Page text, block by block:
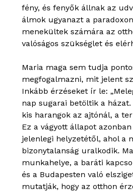
fény, és fenyők állnak az
álmok ugyanazt a
menekültek számára az
valóságos szükséglet és
Maria maga sem tudja
megfogalmazni, mit jelent
Inkább érzéseket ír le:
nap sugarai betöltik a házat.
kis harangok az ajtónál, a
Ez a vágyott állapot
jelenlegi helyzetétől, ahol a
bizonytalanság uralkodik.
munkahelye, a baráti
és a Budapesten való
mutatják, hogy az otthon